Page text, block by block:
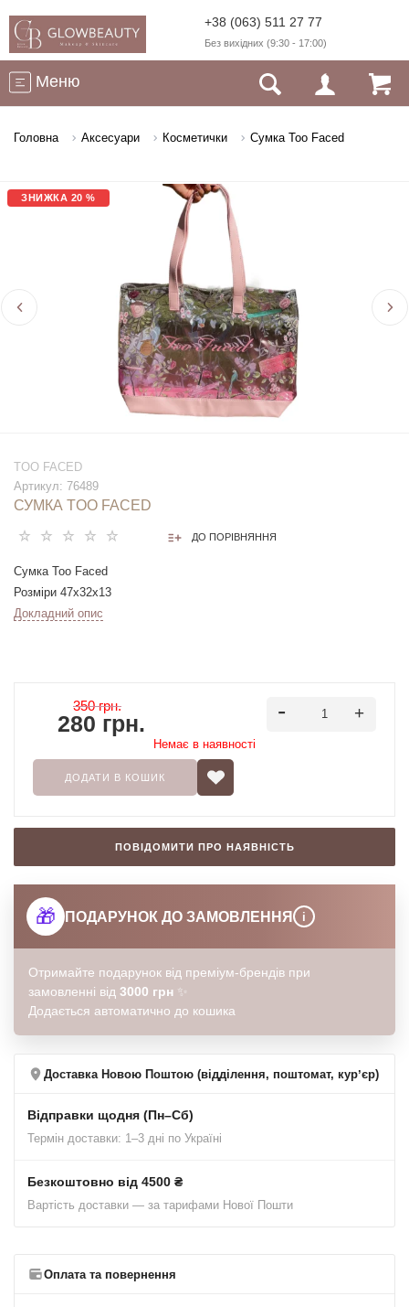
+38 (063) 511 27 77
Без вихідних (9:30 - 17:00)
Меню
Головна Аксесуари Косметички Сумка Too Faced
ЗНИЖКА 20 %
TOO FACED
Артикул: 76489
СУМКА TOO FACED
ДО ПОРІВНЯННЯ
Сумка Too Faced
Розміри 47х32х13
Докладний опис
350 грн.
280 грн.
Немає в наявностi
ДОДАТИ В КОШИК
ПОВІДОМИТИ ПРО НАЯВНІСТЬ
🎁 ПОДАРУНОК ДО ЗАМОВЛЕННЯ i
Отримайте подарунок від преміум-брендів при
замовленні від 3000 грн ✨
Додається автоматично до кошика
Доставка Новою Поштою (відділення, поштомат, курʼєр)
Відправки щодня (Пн–Сб)
Термін доставки: 1–3 дні по Україні
Безкоштовно від 4500 ₴
Вартість доставки — за тарифами Нової Пошти
Оплата та повернення